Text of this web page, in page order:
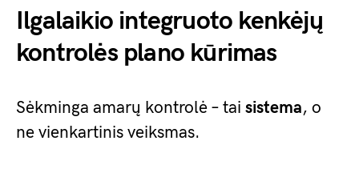
Ilgalaikio integruoto kenkėjų
kontrolės plano kūrimas
Sėkminga amarų kontrolė – tai sistema, o
ne vienkartinis veiksmas.